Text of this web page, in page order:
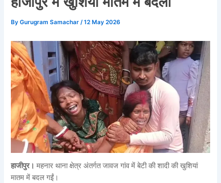
ByGurugram Samachar /12 May 2026
हाजीपुर। महनार थाना क्षेत्र अंतर्गत जावज गांव में बेटी की शादी की खुशियां
मातम में बदल गईं।